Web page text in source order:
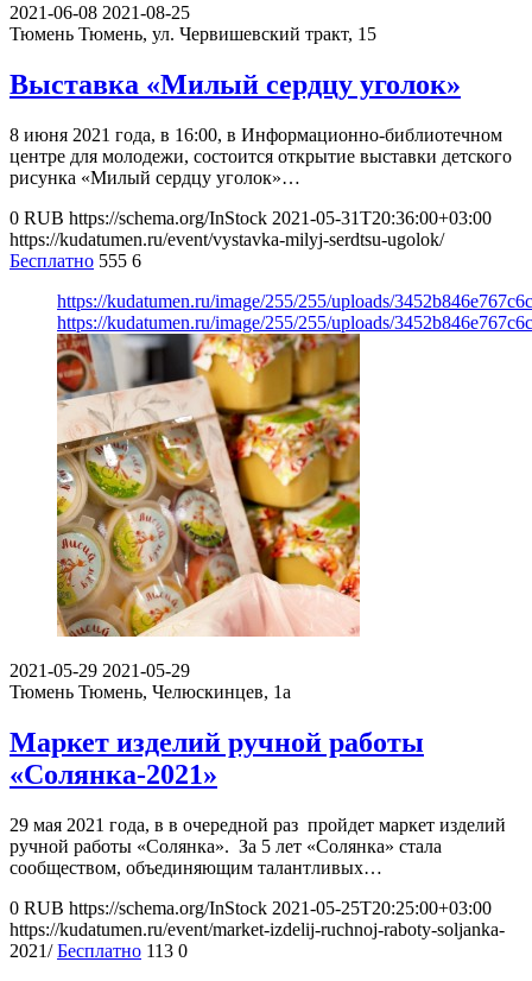
2021-06-08 2021-08-25
Тюмень Тюмень, ул. Червишевский тракт, 15
Выставка «Милый сердцу уголок»
8 июня 2021 года, в 16:00, в Информационно-библиотечном
центре для молодежи, состоится открытие выставки детского
рисунка «Милый сердцу уголок»…
0 RUB https://schema.org/InStock 2021-05-31T20:36:00+03:00
https://kudatumen.ru/event/vystavka-milyj-serdtsu-ugolok/
Бесплатно 555 6
https://kudatumen.ru/image/255/255/uploads/
https://kudatumen.ru/image/255/255/uploads/
2021-05-29 2021-05-29
Тюмень Тюмень, Челюскинцев, 1а
Маркет изделий ручной работы
«Солянка-2021»
29 мая 2021 года, в в очередной раз пройдет маркет изделий
ручной работы «Солянка». За 5 лет «Солянка» стала
сообществом, объединяющим талантливых…
0 RUB https://schema.org/InStock 2021-05-25T20:25:00+03:00
https://kudatumen.ru/event/market-izdelij-ruchnoj-raboty-soljanka-
2021/ Бесплатно 113 0